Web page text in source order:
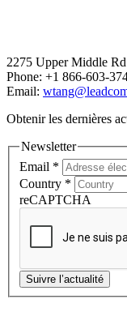
2275 Upper Middle
Phone: +1 866-603-
Email:
Obtenir les dernières
Newsletter
Email *
Country *
reCAPTCHA
Suivre l’actualité